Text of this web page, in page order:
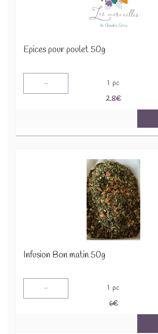
Epices pour poulet 50g
- 1 pc
2.8€
Infusion Bon matin 50g
- 1 pc
6€